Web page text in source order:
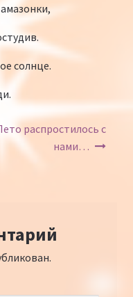
солнце.
распростилось с
нами…